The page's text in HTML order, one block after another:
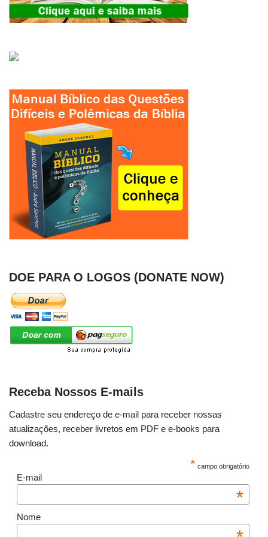
DOE PARA O LOGOS (DONATE NOW)
Receba Nossos E-mails
Cadastre seu endereço de e-mail para receber nossas
atualizações, receber livretos em PDF e e-books para
download.
* campo obrigatório
E-mail
*
Nome